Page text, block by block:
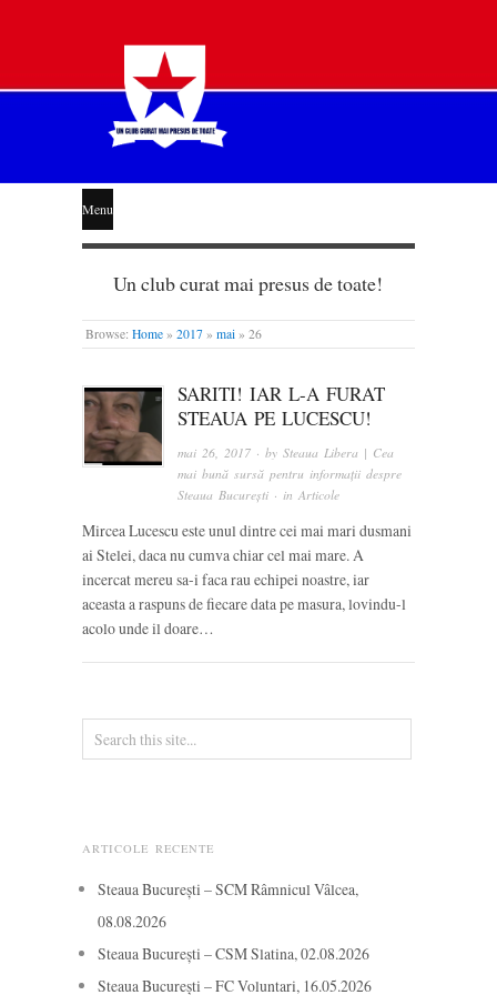
STEAUA
LIBERĂ
Menu
Un club curat mai presus de toate!
Browse: Home » 2017 » mai » 26
SARITI! IAR L-A FURAT
STEAUA PE LUCESCU!
mai 26, 2017 · bySteaua Libera | Cea
mai bună sursă pentru informații despre
Steaua București · inArticole
Mircea Lucescu este unul dintre cei mai mari dusmani
ai Stelei, daca nu cumva chiar cel mai mare. A
incercat mereu sa-i faca rau echipei noastre, iar
aceasta a raspuns de fiecare data pe masura, lovindu-l
acolo unde il doare…
ARTICOLE RECENTE
Steaua București – SCM Râmnicul Vâlcea,
08.08.2026
Steaua București – CSM Slatina, 02.08.2026
Steaua București – FC Voluntari, 16.05.2026